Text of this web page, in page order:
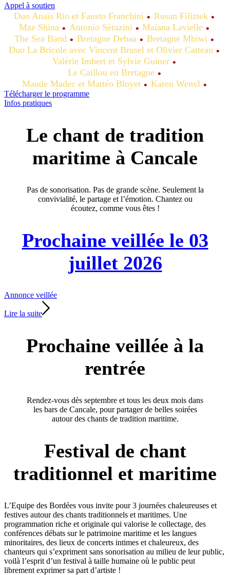
Appel à soutien
Duo Anaïs Rio et Fausto Franchini
Rusan Filiztek
Mze Shina
Antonio Sérazini
Maïana Lavielle
The Sea Band
Bretagne Debaa
Bretagne Mbiwi
Duo La Bricole avec Vincent Brusel et Olivier Catteau
Valérie Imbert et Sylvie Guiner
Le Caillou en Bretagne
Maude Madec et Mattéo Bloyet
Karen Wenvl
Télécharger le programme
Infos pratiques
Le chant de tradition
maritime à Cancale
Pas de sonorisation. Pas de grande scène. Seulement la
convivialité, le partage et l’émotion. Chantez ou
écoutez, comme vous êtes !
Prochaine veillée le 03
juillet 2026
Annonce veillée
Lire la suite
Prochaine veillée à la
rentrée
Rendez-vous dès septembre et tous les deux mois dans
les bars de Cancale, pour partager de belles soirées
autour des chants de tradition maritime.
Festival de chant
traditionnel et maritime
L’Equipe des Bordées vous invite pour 3 journées chaleureuses et
festives autour des chants traditionnels et maritimes. Une
programmation riche et originale qui valorise le collectage, des
conférences débats sur le patrimoine maritime et les langues
minoritaires, des lieux de concerts intimes et chaleureux, des
chanteurs qui s’expriment sans sonorisation au milieu de leur public,
voilà l’esprit d’un festival à taille humaine où le public peut
librement exprimer sa part d’artiste !